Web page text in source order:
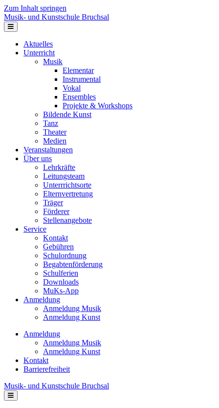
Zum Inhalt springen
Musik- und Kunstschule Bruchsal
Navigation
Aktuelles
Unterricht
Musik
Elementar
Instrumental
Vokal
Ensembles
Projekte & Workshops
Bildende Kunst
Tanz
Theater
Medien
Veranstaltungen
Über uns
Lehrkräfte
Leitungsteam
Unterrrichtsorte
Elternvertretung
Träger
Förderer
Stellenangebote
Service
Kontakt
Gebühren
Schulordnung
Begabtenförderung
Schulferien
Downloads
MuKs-App
Anmeldung
Anmeldung Musik
Anmeldung Kunst
Anmeldung
Anmeldung Musik
Anmeldung Kunst
Kontakt
Barrierefreiheit
Musik- und Kunstschule Bruchsal
Navigation